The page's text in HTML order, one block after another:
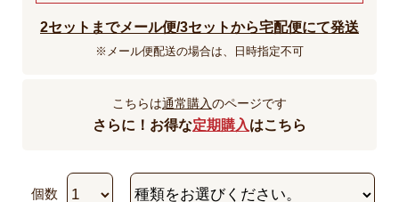
2セットまでメール便/3セットから宅配便にて発送
※メール便配送の場合は、日時指定不可
こちらは通常購入のページです
さらに！お得な定期購入はこちら
個数